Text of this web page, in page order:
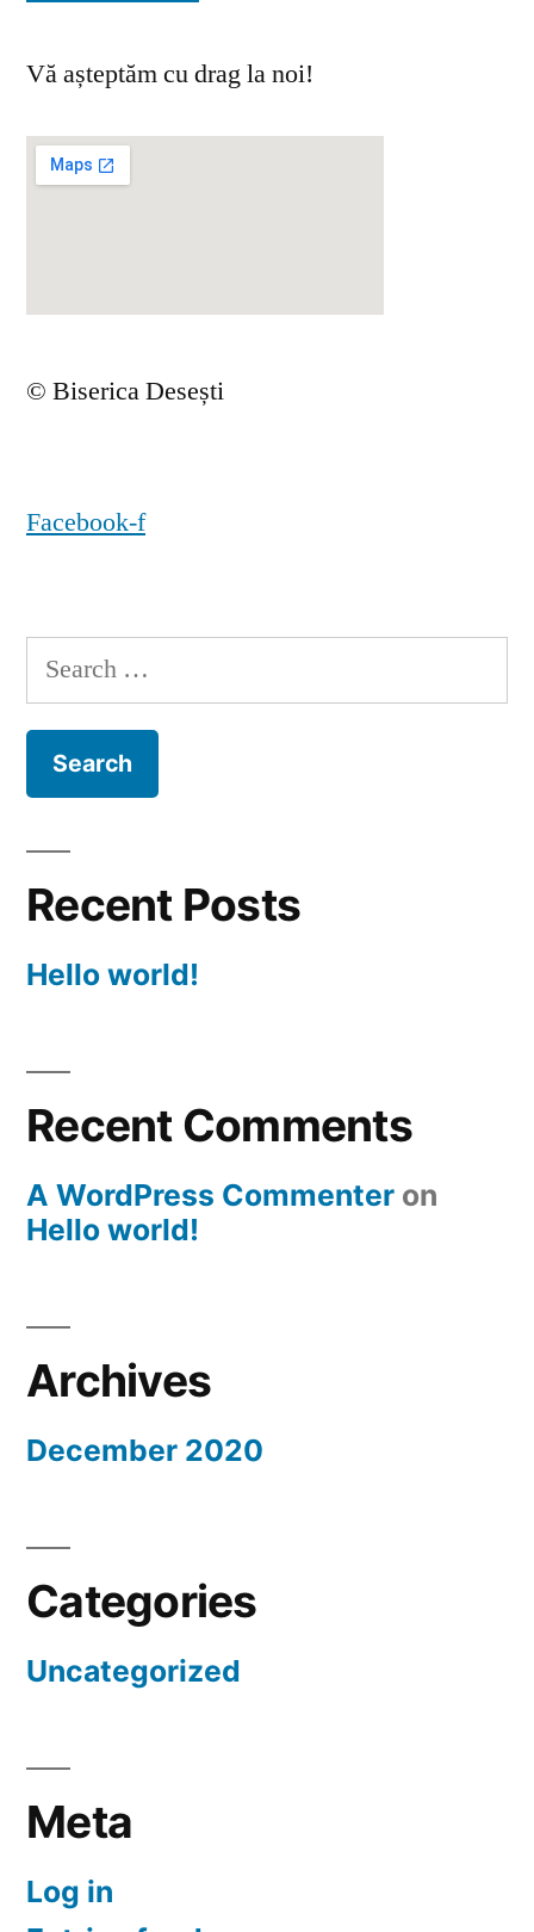
Vă așteptăm cu drag la noi!
© Biserica Desești
Facebook-f
Search
for:
Recent Posts
Hello world!
Recent Comments
A WordPress Commenter on
Hello world!
Archives
December 2020
Categories
Uncategorized
Meta
Log in